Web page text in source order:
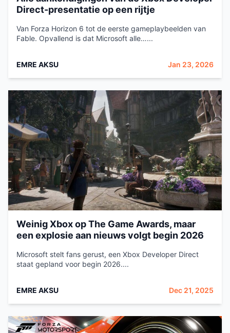
Direct-presentatie op een rijtje
Van Forza Horizon 6 tot de eerste gameplaybeelden van
Fable. Opvallend is dat Microsoft alle…...
EMRE AKSU Jan 23, 2026
Weinig Xbox op The Game Awards, maar
een explosie aan nieuws volgt begin 2026
Microsoft stelt fans gerust, een Xbox Developer Direct
staat gepland voor begin 2026....
EMRE AKSU Dec 21, 2025